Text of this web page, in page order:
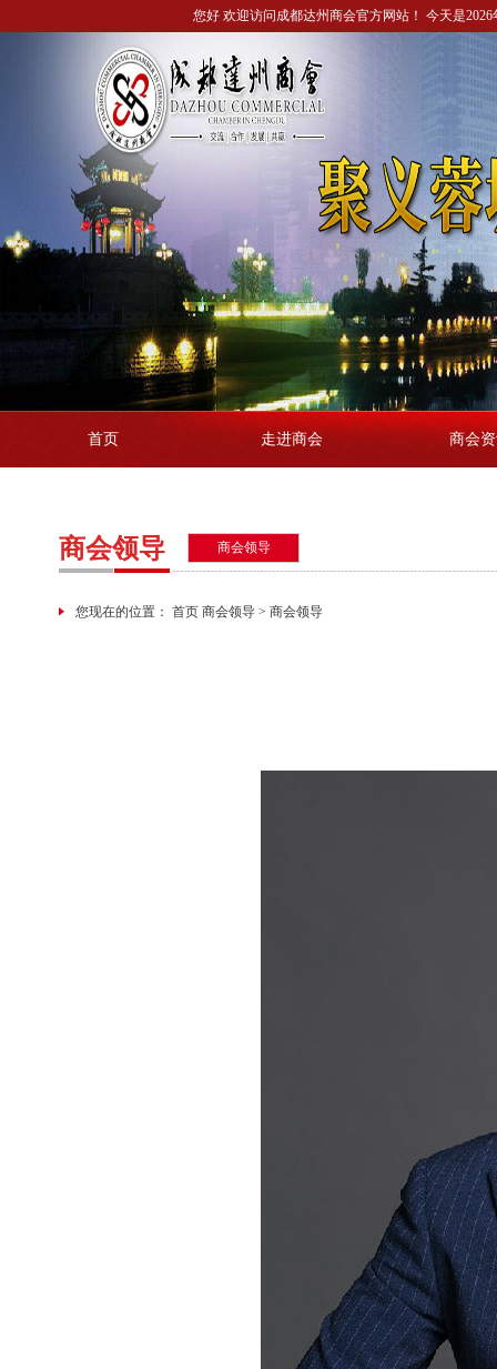
您好 欢迎访问成都达州商会官方网站！ 今天是
首页 走进商会 商会
商会领导 商会领导
您现在的位置： 首页 商会领导 > 商会领导